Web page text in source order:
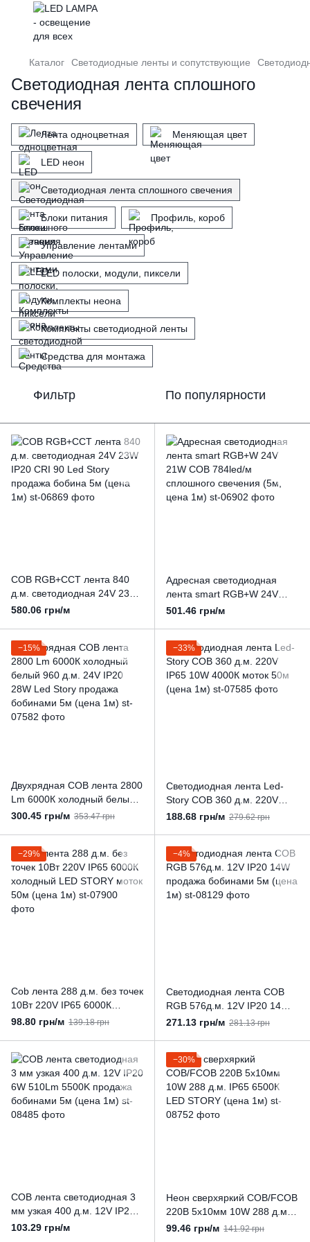
Каталог Светодиодные ленты и сопутствующие
Светодиодная лента сплошного
свечения
Лента одноцветная Меняющая цвет
LED неон
Светодиодная лента сплошного свечения
Блоки питания Профиль, короб
Управление лентами
LED полоски, модули, пиксели
Комплекты неона
Комплекты светодиодной ленты
Средства для монтажа
Фильтр По популярности
СОВ RGB+CCT лента 840
д.м. светодиодная 24V 23W
IP20 CRI 90 Led Story
580.06 грн/м
Адресная светодиодная
лента smart RGB+W 24V
21W COB 784led/м
501.46 грн/м
−15%
Двухрядная COB лента 2800
Lm 6000К холодный белый
960 д.м. 24V IP20 28W Led
300.45 грн/м 353.47 грн
−33%
Светодиодная лента Led-
Story COB 360 д.м. 220V
IP65 10W 4000К моток 50м
188.68 грн/м 279.62 грн
−29%
Cob лента 288 д.м. без точек
10Вт 220V IP65 6000К
холодный LED STORY моток
98.80 грн/м 139.18 грн
−4%
Cветодиодная лента COB
RGB 576д.м. 12V IP20 14W
продажа бобинами 5м (цена
271.13 грн/м 281.13 грн
COB лента светодиодная 3
мм узкая 400 д.м. 12V IP20
6W 510Lm 5500K продажа
103.29 грн/м
−30%
Неон сверхяркий COB/FCOB
220В 5х10мм 10W 288 д.м.
IP65 6500К LED STORY
99.46 грн/м 141.92 грн